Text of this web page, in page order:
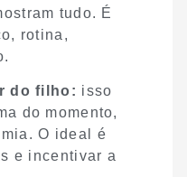
tudo. É
rotina,
do filho: isso
do momento,
O ideal é
e incentivar a